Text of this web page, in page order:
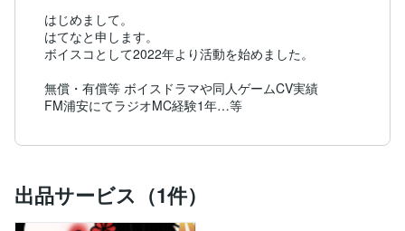
はじめまして。
はてなと申します。
ボイスコとして2022年より活動を始めました。
無償・有償等 ボイスドラマや同人ゲームCV実績
FM浦安にてラジオMC経験1年…等
出品サービス（1件）